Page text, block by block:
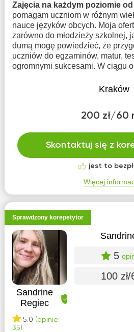
Zajęcia na każdym poziomie od
pomagam uczniom w różnym
nauce języków obcych. Moja
zarówno do młodzieży szkolnej,
dumą mogę powiedzieć, że
uczniów do egzaminów, matur,
ogromnymi sukcesami. W ciągu
Kraków
200 zł/60
Skontaktuj się z
jest to
Więcej
Sprawdzony korepetytor
Sandrine
Regiec
5.0 (opinie:
35)
5
100